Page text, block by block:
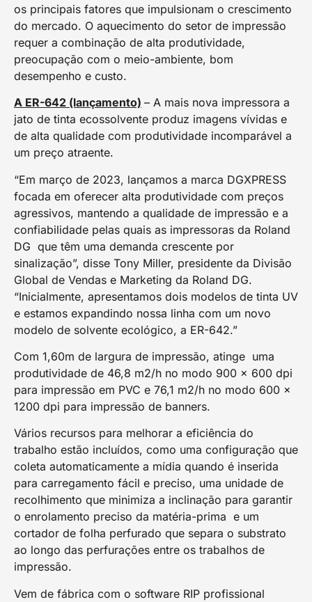
os principais fatores que impulsionam o crescimento
do mercado. O aquecimento do setor de impressão
requer a combinação de alta produtividade,
preocupação com o meio-ambiente, bom
desempenho e custo.
A ER-642 (lançamento) – A mais nova impressora a
jato de tinta ecossolvente produz imagens vívidas e
de alta qualidade com produtividade incomparável a
um preço atraente.
“Em março de 2023, lançamos a marca DGXPRESS
focada em oferecer alta produtividade com preços
agressivos, mantendo a qualidade de impressão e a
confiabilidade pelas quais as impressoras da Roland
DG que têm uma demanda crescente por
sinalização”, disse Tony Miller, presidente da Divisão
Global de Vendas e Marketing da Roland DG.
“Inicialmente, apresentamos dois modelos de tinta UV
e estamos expandindo nossa linha com um novo
modelo de solvente ecológico, a ER-642.”
Com 1,60m de largura de impressão, atinge uma
produtividade de 46,8 m2/h no modo 900 x 600 dpi
para impressão em PVC e 76,1 m2/h no modo 600 x
1200 dpi para impressão de banners.
Vários recursos para melhorar a eficiência do
trabalho estão incluídos, como uma configuração que
coleta automaticamente a mídia quando é inserida
para carregamento fácil e preciso, uma unidade de
recolhimento que minimiza a inclinação para garantir
o enrolamento preciso da matéria-prima e um
cortador de folha perfurado que separa o substrato
ao longo das perfurações entre os trabalhos de
impressão.
Vem de fábrica com o software RIP profissional